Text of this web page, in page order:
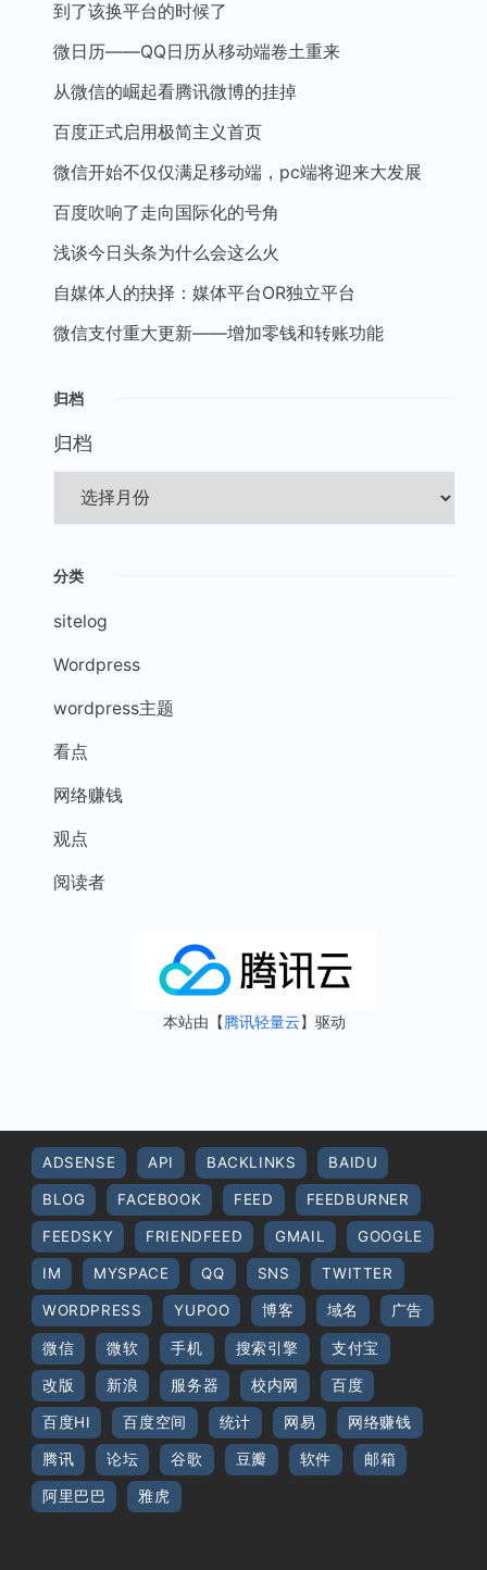
到了该换平台的时候了
微日历——QQ日历从移动端卷土重来
从微信的崛起看腾讯微博的挂掉
百度正式启用极简主义首页
微信开始不仅仅满足移动端，pc端将迎来大发展
百度吹响了走向国际化的号角
浅谈今日头条为什么会这么火
自媒体人的抉择：媒体平台OR独立平台
微信支付重大更新——增加零钱和转账功能
归档
归档
分类
sitelog
Wordpress
wordpress主题
看点
网络赚钱
观点
阅读者
本站由【腾讯轻量云】驱动
ADSENSE API BACKLINKS BAIDU
BLOG FACEBOOK FEED FEEDBURNER
FEEDSKY FRIENDFEED GMAIL GOOGLE
IM MYSPACE QQ SNS TWITTER
WORDPRESS YUPOO 博客 域名 广告
微信 微软 手机 搜索引擎 支付宝
改版 新浪 服务器 校内网 百度
百度HI 百度空间 统计 网易 网络赚钱
腾讯 论坛 谷歌 豆瓣 软件 邮箱
阿里巴巴 雅虎